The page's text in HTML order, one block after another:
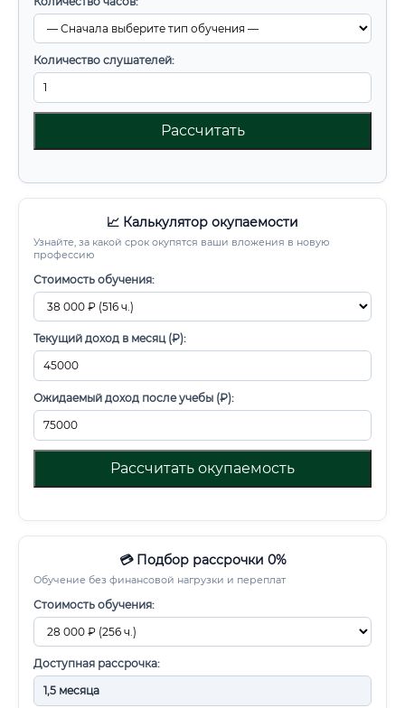
Количество слушателей:
Рассчитать
📈 Калькулятор окупаемости
Узнайте, за какой срок окупятся ваши вложения в новую
профессию
Стоимость обучения:
Текущий доход в месяц (₽):
Ожидаемый доход после учебы (₽):
Рассчитать окупаемость
💳 Подбор рассрочки 0%
Обучение без финансовой нагрузки и переплат
Стоимость обучения:
Доступная рассрочка: